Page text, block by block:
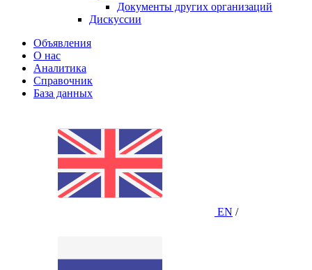
Документы других организаций
Дискуссии
Объявления
О нас
Аналитика
Справочник
База данных
EN /